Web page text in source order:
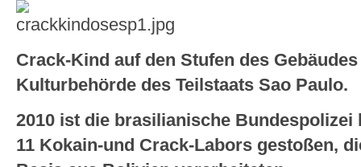
Crack-Kind auf den Stufen des
Kulturbehörde des Teilstaats Sao Paulo.
2010 ist die brasilianische Bundespolizei
11 Kokain-und Crack-Labors gestoßen,